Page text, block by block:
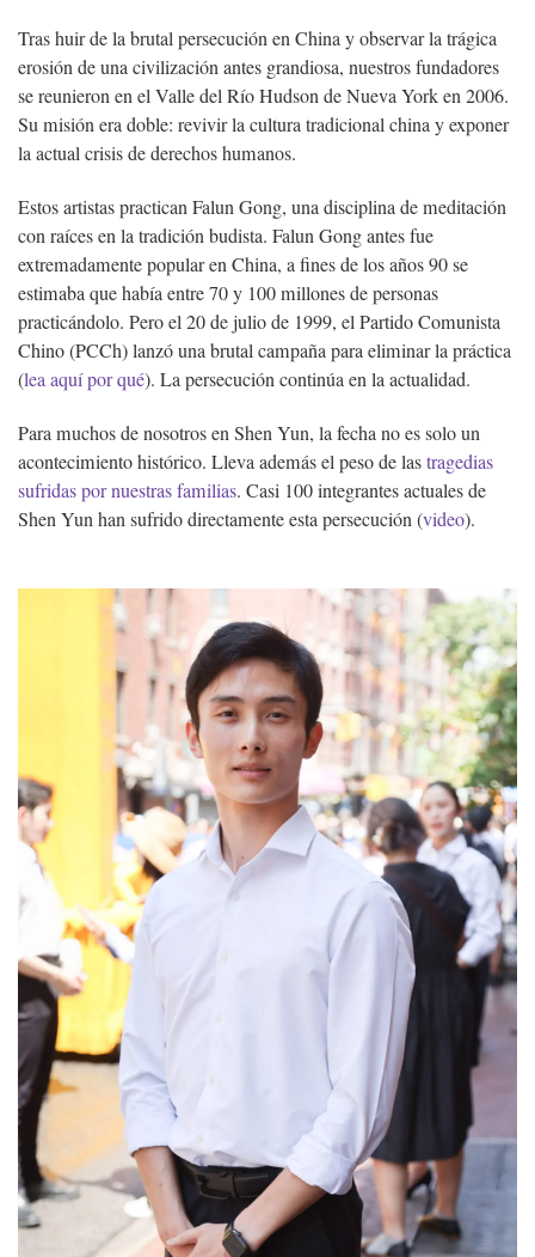
Tras huir de la brutal persecución en China y observar la trágica
erosión de una civilización antes grandiosa, nuestros fundadores
se reunieron en el Valle del Río Hudson de Nueva York en 2006.
Su misión era doble: revivir la cultura tradicional china y exponer
la actual crisis de derechos humanos.
Estos artistas practican Falun Gong, una disciplina de meditación
con raíces en la tradición budista. Falun Gong antes fue
extremadamente popular en China, a fines de los años 90 se
estimaba que había entre 70 y 100 millones de personas
practicándolo. Pero el 20 de julio de 1999, el Partido Comunista
Chino (PCCh) lanzó una brutal campaña para eliminar la práctica
(lea aquí por qué). La persecución continúa en la actualidad.
Para muchos de nosotros en Shen Yun, la fecha no es solo un
acontecimiento histórico. Lleva además el peso de lastragedias
sufridas por nuestras familias. Casi 100 integrantes actuales de
Shen Yun han sufrido directamente esta persecución (video).